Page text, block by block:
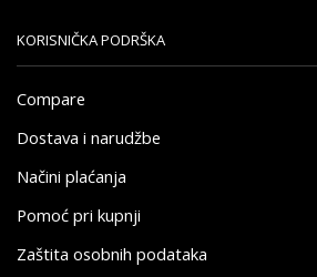
KORISNIČKA PODRŠKA
Compare
Dostava i narudžbe
Načini plaćanja
Pomoć pri kupnji
Zaštita osobnih podataka